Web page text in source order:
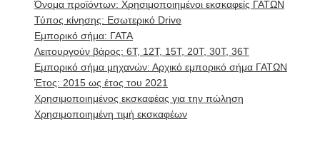
Όνομα προϊόντων: Χρησιμοποιημένοι εκσκαφείς ΓΑΤΩΝ
Τύπος κίνησης: Εσωτερικό Drive
Εμπορικό σήμα: ΓΑΤΑ
Λειτουργούν βάρος: 6T, 12T, 15T, 20T, 30T, 36T
Εμπορικό σήμα μηχανών: Αρχικό εμπορικό σήμα ΓΑΤΩΝ
Έτος: 2015 ως έτος του 2021
Χρησιμοποιημένος εκσκαφέας για την πώληση
Χρησιμοποιημένη τιμή εκσκαφέων